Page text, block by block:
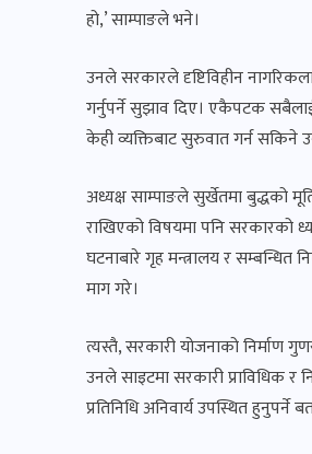
हो,’ साम्पाङले भने।
उनले सरकारले दृष्टिविहीन
गर्नुपर्ने सुझाव दिए। एकैपटक
केही व्यक्तिबाट सुरुवात गर्न सकिने
अध्यक्ष साम्पाङले सुर्खेतमा बुद्धको
राखिएको विषयमा पनि सरकारको
घटनाबारे गृह मन्त्रालय र सम्बन्धित
माग गरे।
त्यस्तै, सरकारी योजनाको निर्माण
उनले साइटमा सरकारी प्राविधिक र
प्रतिनिधि अनिवार्य उपस्थित हुनुपर्ने